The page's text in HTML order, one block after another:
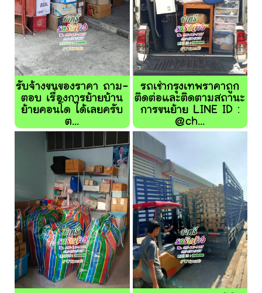
รับจ้างขนของราคา ถาม-
ตอบ เรื่องการย้ายบ้าน
ย้ายคอนโด ได้เลยครับ
ต...
รถเช่ากรุงเทพราคาถูก
ติดต่อและติดตามสถานะ
การขนย้าย LINE ID :
@ch...